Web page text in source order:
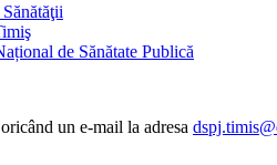
de Sănătate Publică
un e-mail la adresa